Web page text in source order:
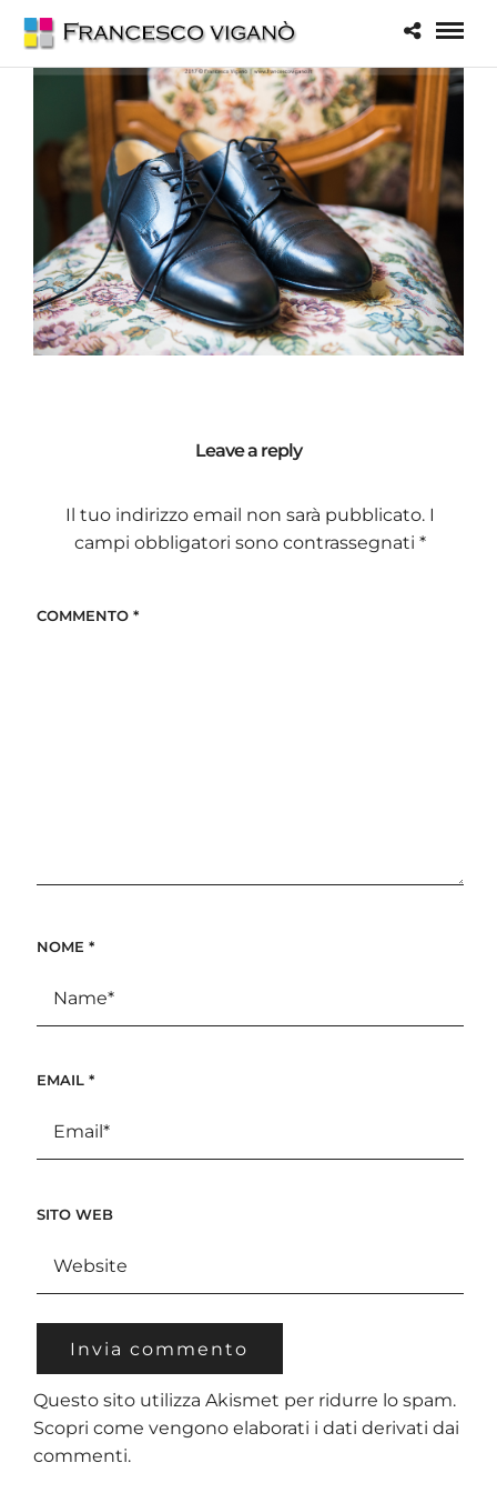
Leave a reply
Il tuo indirizzo email non sarà pubblicato. I
campi obbligatori sono contrassegnati *
COMMENTO *
NOME *
EMAIL *
SITO WEB
Questo sito utilizza Akismet per ridurre lo spam.
Scopri come vengono elaborati i dati derivati dai
commenti.